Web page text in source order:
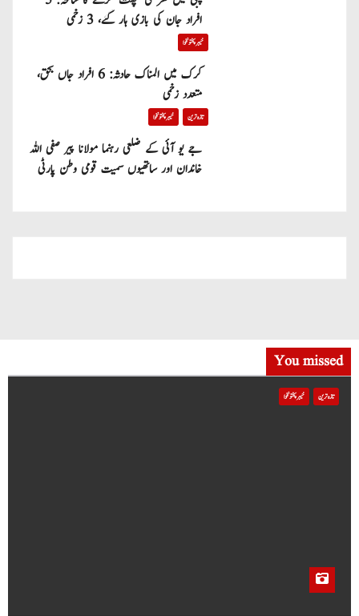
افراد جان کی بازی ہار گئے، 3 زخمی
خیبر پختونخوا
کرک میں المناک حادثہ: 6 افراد جاں بحق،
متعدد زخمی
تازہ ترین خیبر پختونخوا
جے یو آئی کے ضلعی رہنما مولانا پیر صفی اللہ
خاندان اور ساتھیوں سمیت قومی وطن پارٹی
You missed
تازہ ترین خیبر پختونخوا